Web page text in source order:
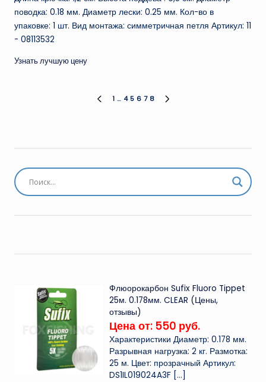
поводка: 0.18 мм. Диаметр лески: 0.25 мм. Кол-во в
упаковке: 1 шт. Вид монтажа: симметричная петля Артикул: 11
- 08113532
Узнать лучшую цену
ПагинацияПРЕД.
1 … 4 5 6 7 8
Флюорокарбон Sufix Fluoro Tippet
25м. 0.178мм. CLEAR (Цены,
отзывы)
Цена от: 550 руб.
Характеристики Диаметр: 0.178 мм.
Разрывная нагрузка: 2 кг. Размотка:
25 м. Цвет: прозрачный Артикул:
DS1IL019024A3F […]